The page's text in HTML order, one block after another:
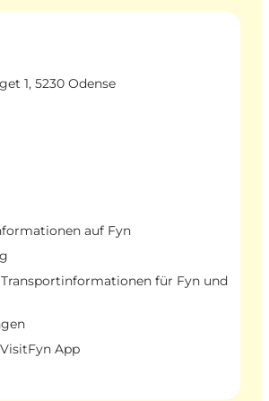
1, 5230 Odense
auf Fyn
Transportinformationen für Fyn und
App